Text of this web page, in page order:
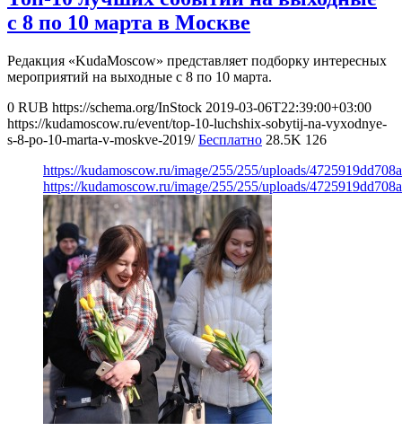
с 8 по 10 марта в Москве
Редакция «KudaMoscow» представляет подборку интересных
мероприятий на выходные с 8 по 10 марта.
0 RUB https://schema.org/InStock 2019-03-06T22:39:00+03:00
https://kudamoscow.ru/event/top-10-luchshix-sobytij-na-vyxodnye-
s-8-po-10-marta-v-moskve-2019/ Бесплатно 28.5K 126
https://kudamoscow.ru/image/255/255/uploads/
https://kudamoscow.ru/image/255/255/uploads/